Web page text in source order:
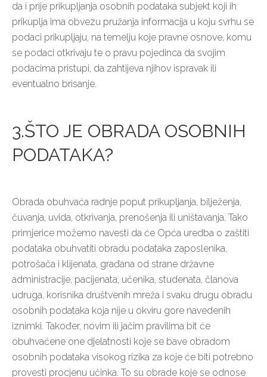
da i prije prikupljanja osobnih podataka subjekt koji ih
prikuplja ima obvezu pružanja informacija u koju svrhu se
podaci prikupljaju, na temelju koje pravne osnove, komu
se podaci otkrivaju te o pravu pojedinca da svojim
podacima pristupi, da zahtijeva njihov ispravak ili
eventualno brisanje.
3.ŠTO JE OBRADA OSOBNIH
PODATAKA?
Obrada obuhvaća radnje poput prikupljanja, bilježenja,
čuvanja, uvida, otkrivanja, prenošenja ili uništavanja. Tako
primjerice možemo navesti da će Opća uredba o zaštiti
podataka obuhvatiti obradu podataka zaposlenika,
potrošača i klijenata, građana od strane državne
administracije, pacijenata, učenika, studenata, članova
udruga, korisnika društvenih mreža i svaku drugu obradu
osobnih podataka koja nije u okviru gore navedenih
iznimki. Također, novim ili jačim pravilima bit će
obuhvaćene one djelatnosti koje se bave obradom
osobnih podataka visokog rizika za koje će biti potrebno
provesti procjenu učinka. To su obrade koje se odnose